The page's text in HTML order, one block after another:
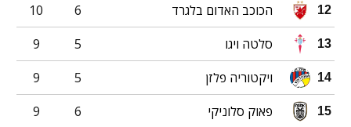
12 הכוכב האדום בלגרד 6
10
13 סלטה ויגו 5
9
14 ויקטוריה פלזן 5
9
15 פאוק סלוניקי 6
9